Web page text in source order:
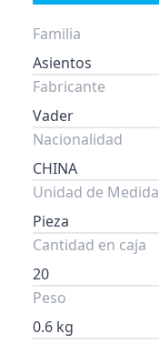
Familia
Asientos
Fabricante
Vader
Nacionalidad
CHINA
Unidad de Medida
Pieza
Cantidad en caja
20
Peso
0.6 kg